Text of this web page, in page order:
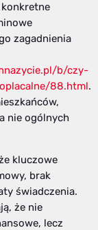
konkretne
zagadnienia
b/czy-
88.html.
nie ogólnych
kluczowe
brak
świadczenia.
że nie
lecz